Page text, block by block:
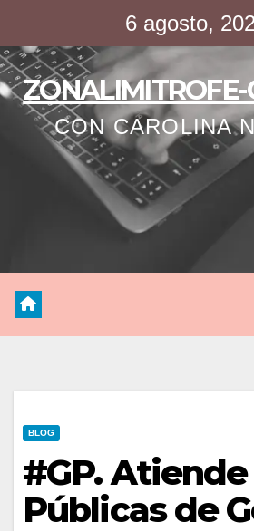
contenido
6 agosto,
CON CAROLINA
BLOG
#GP. Atiende
Públicas de